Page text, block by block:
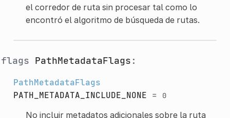
el corredor de ruta sin procesar tal como lo
encontró el algoritmo de búsqueda de rutas.
flags PathMetadataFlags :
PathMetadataFlags
PATH_METADATA_INCLUDE_NONE = 0
No incluir metadatos adicionales sobre la ruta